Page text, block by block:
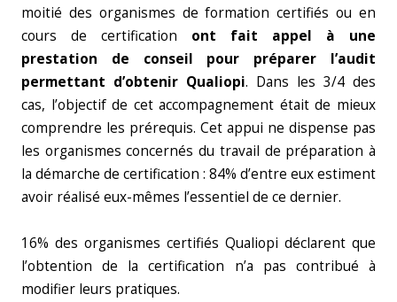
moitié des organismes de formation certifiés ou en
cours de certification ont fait appel à une
prestation de conseil pour préparer l’audit
permettant d’obtenir Qualiopi. Dans les 3/4 des
cas, l’objectif de cet accompagnement était de mieux
comprendre les prérequis. Cet appui ne dispense pas
les organismes concernés du travail de préparation à
la démarche de certification : 84% d’entre eux estiment
avoir réalisé eux-mêmes l’essentiel de ce dernier.
16% des organismes certifiés Qualiopi déclarent que
l’obtention de la certification n’a pas contribué à
modifier leurs pratiques.